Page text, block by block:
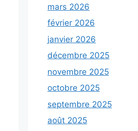
mars 2026
février 2026
janvier 2026
décembre 2025
novembre 2025
octobre 2025
septembre 2025
août 2025